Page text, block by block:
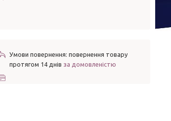
повернення товару
протягом 14 днів за домовленістю